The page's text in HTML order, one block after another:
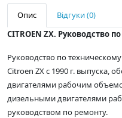
Опис
Відгуки (0)
CITROEN ZX. Руководство
Руководство по
Citroen ZX с 1990 г. выпуска,
двигателями рабочим
дизельными двигателями
руководством по ремонту.